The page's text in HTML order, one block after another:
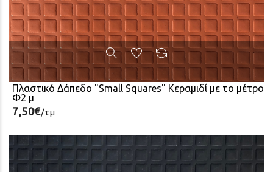
Πλαστικό Δάπεδο "Small Squares" Κεραμιδί με το μέτρο
Φ2 μ
7,50€/τμ